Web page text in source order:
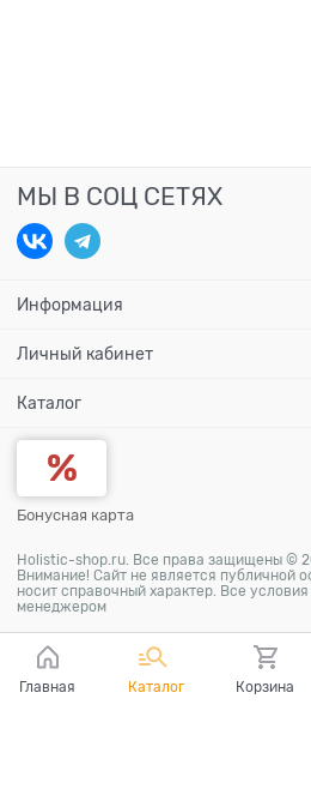
МЫ В СОЦ СЕТЯХ
Информация
Личный кабинет
Каталог
Бонусная карта
Holistic-shop.ru. Все права защищены ©
Внимание! Сайт не является публичной
носит справочный характер. Все
менеджером
Главная Каталог Корзина